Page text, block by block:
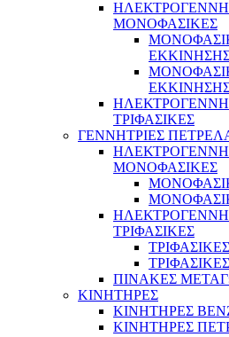
ΜΟΝΟΦΑΣΙΚΕΣ
ΤΡΙΦΑΣΙΚΕΣ
ΓΕΝΝΗΤΡΙΕΣ
ΜΟΝΟΦΑΣΙΚΕΣ
ΤΡΙΦΑΣΙΚΕΣ
ΠΙΝΑΚΕΣ
ΚΙΝΗΤΗΡΕΣ
ΚΙΝΗΤΗΡΕΣ
ΚΙΝΗΤΗΡΕΣ